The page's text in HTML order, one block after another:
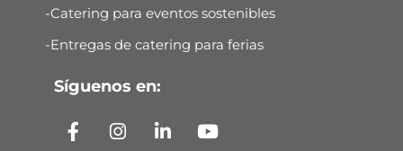
-Catering para eventos sostenibles
-Entregas de catering para ferias
Síguenos en: